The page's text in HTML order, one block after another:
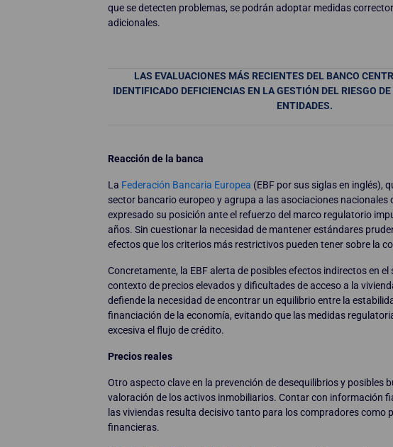
que se detecten problemas, se podrán adoptar medidas
adicionales.
LAS EVALUACIONES MÁS RECIENTES DEL BANCO
IDENTIFICADO DEFICIENCIAS EN LA GESTIÓN DEL RIESGO
ENTIDADES.
Reacción de la banca
La Federación Bancaria Europea (EBF por sus siglas en inglés),
sector bancario europeo y agrupa a las asociaciones nacionales
expresado su posición ante el refuerzo del marco regulatorio
años. Sin cuestionar la necesidad de mantener estándares
efectos que los criterios más restrictivos pueden tener sobre la
Concretamente, la EBF alerta de posibles efectos indirectos en
contexto de precios elevados y dificultades de acceso a la
defiende la necesidad de encontrar un equilibrio entre la
financiación de la economía, evitando que las medidas
excesiva el flujo de crédito.
Precios reales
Otro aspecto clave en la prevención de desequilibrios y posibles
valoración de los activos inmobiliarios. Contar con información
las viviendas resulta decisivo tanto para los compradores como
financieras.